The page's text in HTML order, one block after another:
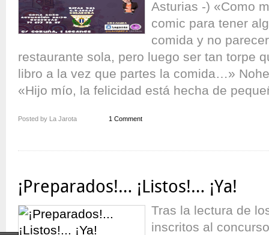
Asturias -) «Como
comic para tener
comida y no
restaurante sola, pero luego ser tan torpe
libro a la vez que partes la comida…»
«Hijo mío, la felicidad está hecha de
Posted by La Jarota 1 Comment
¡Preparados!… ¡Listos!… ¡Ya!
Tras la lectura de
inscritos al